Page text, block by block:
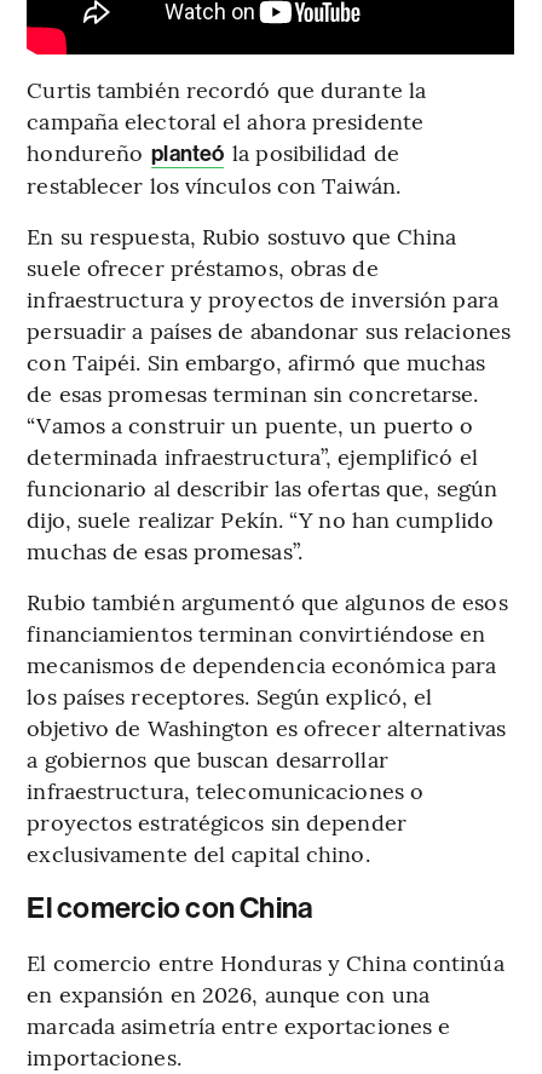
Curtis también recordó que durante la
campaña electoral el ahora presidente
hondureño planteó la posibilidad de
restablecer los vínculos con Taiwán.
En su respuesta, Rubio sostuvo que China
suele ofrecer préstamos, obras de
infraestructura y proyectos de inversión para
persuadir a países de abandonar sus relaciones
con Taipéi. Sin embargo, afirmó que muchas
de esas promesas terminan sin concretarse.
“Vamos a construir un puente, un puerto o
determinada infraestructura”, ejemplificó el
funcionario al describir las ofertas que, según
dijo, suele realizar Pekín. “Y no han cumplido
muchas de esas promesas”.
Rubio también argumentó que algunos de esos
financiamientos terminan convirtiéndose en
mecanismos de dependencia económica para
los países receptores. Según explicó, el
objetivo de Washington es ofrecer alternativas
a gobiernos que buscan desarrollar
infraestructura, telecomunicaciones o
proyectos estratégicos sin depender
exclusivamente del capital chino.
El comercio con China
El comercio entre Honduras y China continúa
en expansión en 2026, aunque con una
marcada asimetría entre exportaciones e
importaciones.